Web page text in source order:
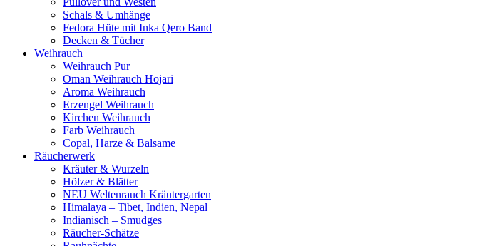
Schals & Umhänge
Fedora Hüte mit Inka Qero Band
Decken & Tücher
Weihrauch
Weihrauch Pur
Oman Weihrauch Hojari
Aroma Weihrauch
Erzengel Weihrauch
Kirchen Weihrauch
Farb Weihrauch
Copal, Harze & Balsame
Räucherwerk
Kräuter & Wurzeln
Hölzer & Blätter
NEU Weltenrauch Kräutergarten
Himalaya – Tibet, Indien, Nepal
Indianisch – Smudges
Räucher-Schätze